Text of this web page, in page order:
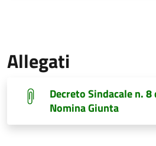
Allegati
Decreto Sindacale n.
Nomina Giunta